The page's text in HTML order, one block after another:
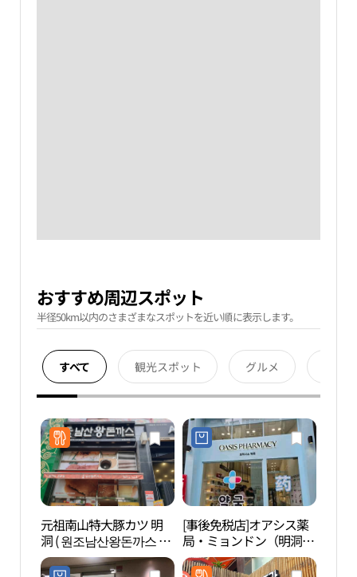
おすすめ周辺スポット
半径50km以内のさまざまなスポットを近い順に表示します。
すべて 観光スポット グルメ
元祖南山特大豚カツ 明
洞 ( 원조남산왕돈까스 명
동 )
[事後免税店]オアシス薬
局・ミョンドン（明洞）
(오아시스약국 명동)